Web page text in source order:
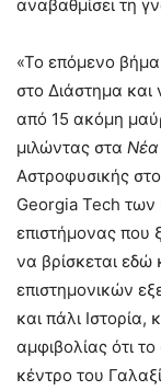
αναβαθμίσει τη
«Το επόμενο
στο Διάστημα
από 15 ακόμη
μιλώντας στα Νέα
Αστροφυσικής
Georgia Tech
επιστήμονας που
να βρίσκεται
επιστημονικών
και πάλι
αμφιβολίας ότι
κέντρο του